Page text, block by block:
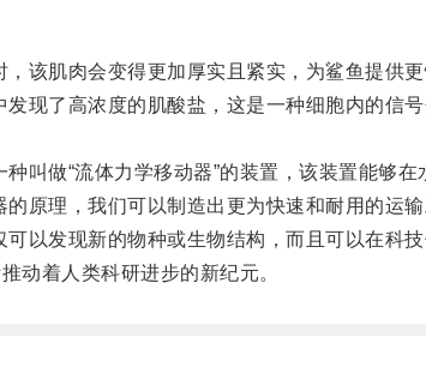
肌肉会变得更加厚实且紧实，为鲨鱼提供更
了高浓度的肌酸盐，这是一种细胞内的信号
做“流体力学移动器”的装置，该装置能够在
理，我们可以制造出更为快速和耐用的运输
发现新的物种或生物结构，而且可以在科技
着人类科研进步的新纪元。